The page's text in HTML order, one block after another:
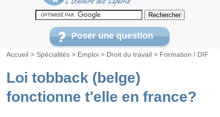
Poser une question
Accueil > Spécialités > Emploi > Droit du travail > Formation / DIF
Loi tobback (belge)
fonctionne t'elle en france?